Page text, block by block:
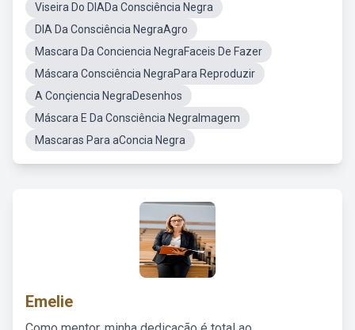
Viseira Do DIADa Consciência Negra
DIA Da Consciência NegraAgro
Mascara Da Conciencia NegraFaceis De Fazer
Máscara Consciência NegraPara Reproduzir
A Conçiencia NegraDesenhos
Máscara E Da Consciência NegraImagem
Mascaras Para aConcia Negra
Emelie